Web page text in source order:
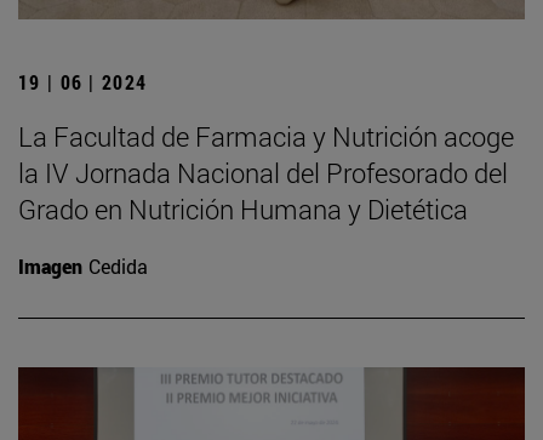
19 | 06 | 2024
La Facultad de Farmacia y Nutrición acoge
la IV Jornada Nacional del Profesorado del
Grado en Nutrición Humana y Dietética
Imagen Cedida